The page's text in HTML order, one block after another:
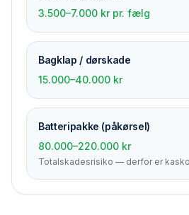
3.500–7.000 kr pr. fælg
Bagklap / dørskade
15.000–40.000 kr
Batteripakke (påkørsel)
80.000–220.000 kr
Totalskades­risiko — derfor er